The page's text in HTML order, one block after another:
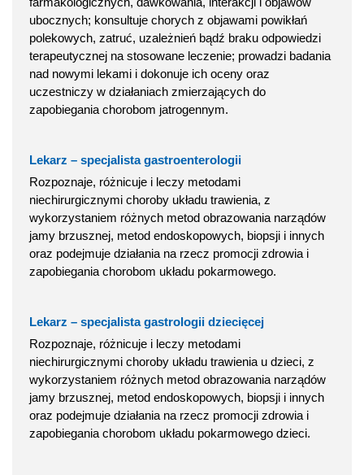
ubocznych; konsultuje chorych z objawami powikłań
polekowych, zatruć, uzależnień bądź braku odpowiedzi
terapeutycznej na stosowane leczenie; prowadzi badania
nad nowymi lekami i dokonuje ich oceny oraz
uczestniczy w działaniach zmierzających do
zapobiegania chorobom jatrogennym.
Lekarz – specjalista gastroenterologii
Rozpoznaje, różnicuje i leczy metodami
niechirurgicznymi choroby układu trawienia, z
wykorzystaniem różnych metod obrazowania narządów
jamy brzusznej, metod endoskopowych, biopsji i innych
oraz podejmuje działania na rzecz promocji zdrowia i
zapobiegania chorobom układu pokarmowego.
Lekarz – specjalista gastrologii dziecięcej
Rozpoznaje, różnicuje i leczy metodami
niechirurgicznymi choroby układu trawienia u dzieci, z
wykorzystaniem różnych metod obrazowania narządów
jamy brzusznej, metod endoskopowych, biopsji i innych
oraz podejmuje działania na rzecz promocji zdrowia i
zapobiegania chorobom układu pokarmowego dzieci.